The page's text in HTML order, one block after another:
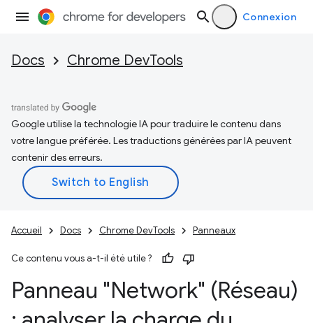
Connexion
Docs Chrome DevTools
Google utilise la technologie IA pour traduire le contenu dans
votre langue préférée. Les traductions générées par IA peuvent
contenir des erreurs.
Accueil Docs Chrome DevTools Panneaux
Ce contenu vous a-t-il été utile ?
Panneau "Network" (Réseau)